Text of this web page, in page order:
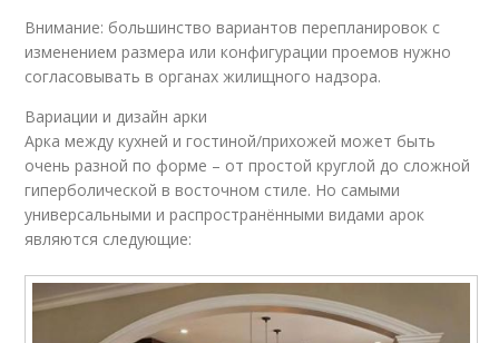
Внимание: большинство вариантов перепланировок с
изменением размера или конфигурации проемов нужно
согласовывать в органах жилищного надзора.
Вариации и дизайн арки
Арка между кухней и гостиной/прихожей может быть
очень разной по форме – от простой круглой до сложной
гиперболической в восточном стиле. Но самыми
универсальными и распространёнными видами арок
являются следующие: